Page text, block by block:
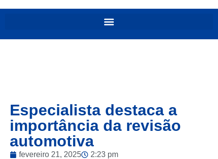
Especialista destaca a
importância da revisão
automotiva
fevereiro 21, 2025 2:23 pm